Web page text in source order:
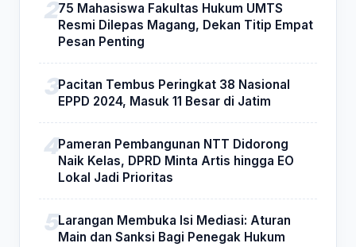
75 Mahasiswa Fakultas Hukum UMTS
Resmi Dilepas Magang, Dekan Titip Empat
Pesan Penting
Pacitan Tembus Peringkat 38 Nasional
EPPD 2024, Masuk 11 Besar di Jatim
Pameran Pembangunan NTT Didorong
Naik Kelas, DPRD Minta Artis hingga EO
Lokal Jadi Prioritas
Larangan Membuka Isi Mediasi: Aturan
Main dan Sanksi Bagi Penegak Hukum